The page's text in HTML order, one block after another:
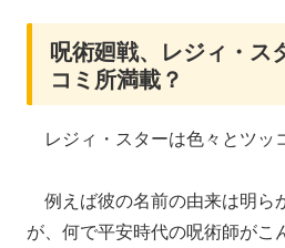
呪術廻戦、レジィ・ス
コミ所満載？
レジィ・スターは色々とツッ
例えば彼の名前の由来は明ら
が、何で平安時代の呪術師がこ